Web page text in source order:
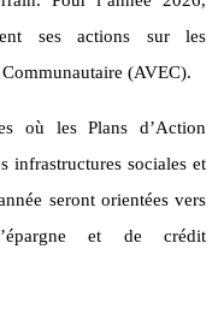
ses actions sur les
(AVEC).
où les Plans d’Action
infrastructures sociales et
seront orientées vers
et de crédit